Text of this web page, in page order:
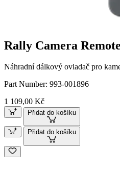
Rally Camera
Náhradní dálkový ovladač pro
Part Number: 993-001896
1 109,00 Kč
Přidat do košíku
Přidat do košíku